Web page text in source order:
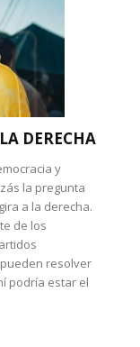
DERECHA
y
la pregunta
a la derecha.
de los
resolver
podría estar el